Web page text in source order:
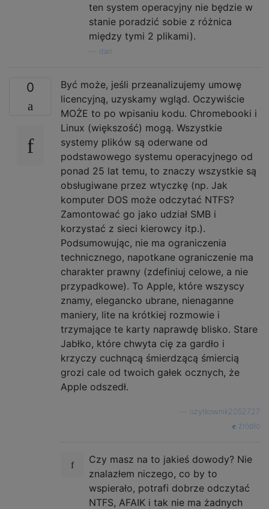
ten system operacyjny nie będzie w
stanie poradzić sobie z różnica
między tymi 2 plikami).
dan
0
Być może, jeśli przeanalizujemy umowę
licencyjną, uzyskamy wgląd. Oczywiście
MOŻE to po wpisaniu kodu. Chromebooki i
Linux (większość) mogą. Wszystkie
systemy plików są oderwane od
podstawowego systemu operacyjnego od
ponad 25 lat temu, to znaczy wszystkie są
obsługiwane przez wtyczkę (np. Jak
komputer DOS może odczytać NTFS?
Zamontować go jako udział SMB i
korzystać z sieci kierowcy itp.).
Podsumowując, nie ma ograniczenia
technicznego, napotkane ograniczenie ma
charakter prawny (zdefiniuj celowe, a nie
przypadkowe). To Apple, które wszyscy
znamy, elegancko ubrane, nienaganne
maniery, lite na krótkiej rozmowie i
trzymające te karty naprawdę blisko. Stare
Jabłko, które chwyta cię za gardło i
krzyczy cuchnącą śmierdzącą śmiercią
grozi cale od twoich gałek ocznych, że
Apple odszedł.
użytkownik2052727
źródło
Czy masz na to jakieś dowody? Nie
znalazłem niczego, co by to
wspierało, potrafi dobrze odczytać
NTFS, AFAIK i tak nie ma żadnych